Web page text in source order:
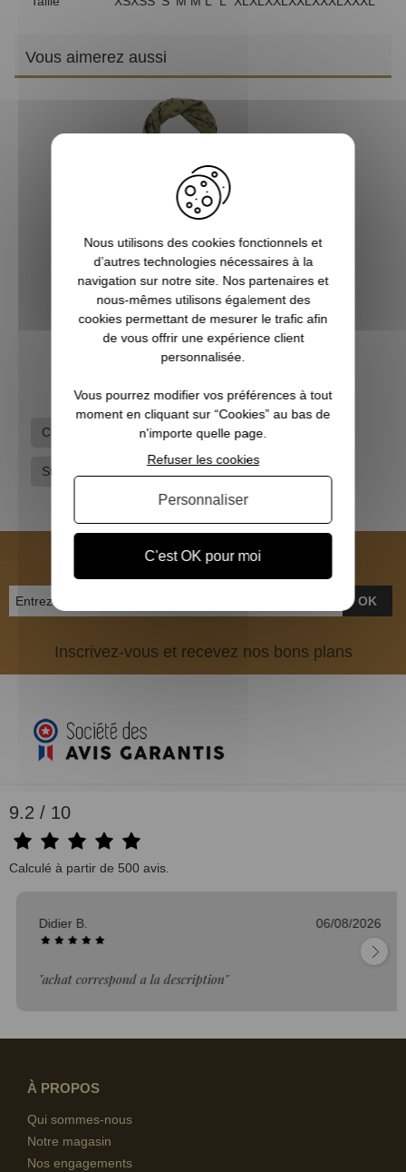
Vous aimerez aussi
Chèche de chasse kaki PRO HUNT
22,90 €
Chapeaux - Bob Equipements
Stetson
NEWSLETTER
OK
Inscrivez-vous et recevez nos bons plans
9.2 / 10
Calculé à partir de 500 avis.
Didier B. 06/08/2026
"achat correspond a la description"
À PROPOS
Qui sommes-nous
Notre magasin
Nos engagements
Nous utilisons des cookies fonctionnels et
d’autres technologies nécessaires à la
navigation sur notre site. Nos partenaires et
nous-mêmes utilisons également des
cookies permettant de mesurer le trafic afin
de vous offrir une expérience client
personnalisée.
Vous pourrez modifier vos préférences à tout
moment en cliquant sur “Cookies” au bas de
n'importe quelle page.
C'est OK pour moi
Refuser les cookies
Personnaliser